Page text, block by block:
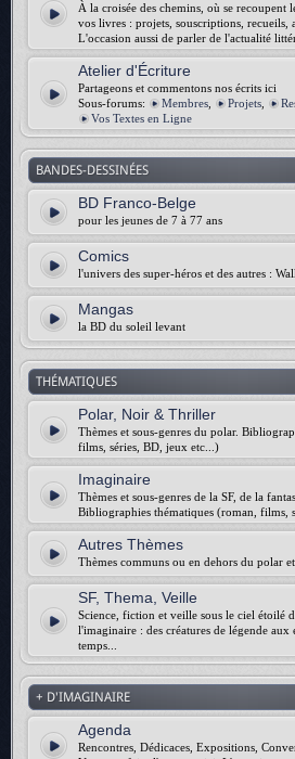
À la croisée des chemins, où se recoupent
vos livres : projets, souscriptions, recueils,
L'occasion aussi de parler de l'actualité
Atelier d'Écriture
Partageons et commentons nos écrits ici
Sous-forums:
Membres Projets
Vos Textes en Ligne
BANDES-DESSINÉES
BD Franco-Belge
pour les jeunes de 7 à 77 ans
Comics
l'univers des super-héros et des autres :
Mangas
la BD du soleil levant
THÉMATIQUES
Polar, Noir & Thriller
Thèmes et sous-genres du polar.
films, séries, BD, jeux etc...)
Imaginaire
Thèmes et sous-genres de la SF, de la
Bibliographies thématiques (roman, films,
Autres Thèmes
Thèmes communs ou en dehors du polar
SF, Thema, Veille
Science, fiction et veille sous le ciel étoilé
l'imaginaire : des créatures de légende aux
temps...
+ D'IMAGINAIRE
Agenda
Rencontres, Dédicaces, Expositions,